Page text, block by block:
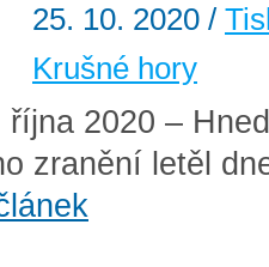
25. 10. 2020 /
Krušné hory
října 2020 –
zranění letěl